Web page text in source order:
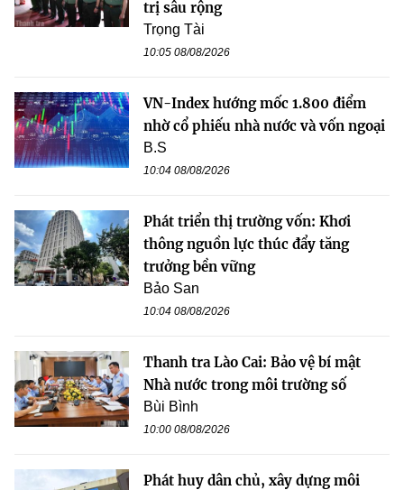
trị sâu rộng
Trọng Tài
10:05 08/08/2026
VN-Index hướng mốc 1.800 điểm
nhờ cổ phiếu nhà nước và vốn ngoại
B.S
10:04 08/08/2026
Phát triển thị trường vốn: Khơi
thông nguồn lực thúc đẩy tăng
trưởng bền vững
Bảo San
10:04 08/08/2026
Thanh tra Lào Cai: Bảo vệ bí mật
Nhà nước trong môi trường số
Bùi Bình
10:00 08/08/2026
Phát huy dân chủ, xây dựng môi